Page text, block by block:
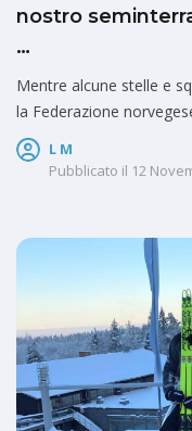
nostro
…
Mentre alcune stelle e
la Federazione
L M
Pubblicato il 12